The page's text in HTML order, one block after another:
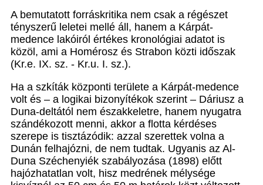
A bemutatott forráskritika nem csak a régészet
tényszerű leletei mellé áll, hanem a Kárpát-
medence lakóiról értékes kronológiai adatot is
közöl, ami a Homérosz és Strabon közti időszak
(Kr.e. IX. sz. - Kr.u. I. sz.).
Ha a szkíták központi területe a Kárpát-medence
volt és – a logikai bizonyítékok szerint – Dáriusz a
Duna-deltától nem északkeletre, hanem nyugatra
szándékozott menni, akkor a flotta kérdéses
szerepe is tisztázódik: azzal szerettek volna a
Dunán felhajózni, de nem tudtak. Ugyanis az Al-
Duna Széchenyiék szabályozása (1898) előtt
hajózhatatlan volt, hisz medrének mélysége